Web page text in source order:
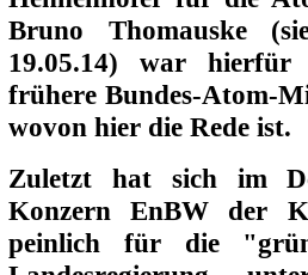
Bruno Thomauske
19.05.14) war hierfür
frühere Bundes-Atom-
wovon hier die Rede ist.
Zuletzt hat sich im
Konzern EnBW der
peinlich für die